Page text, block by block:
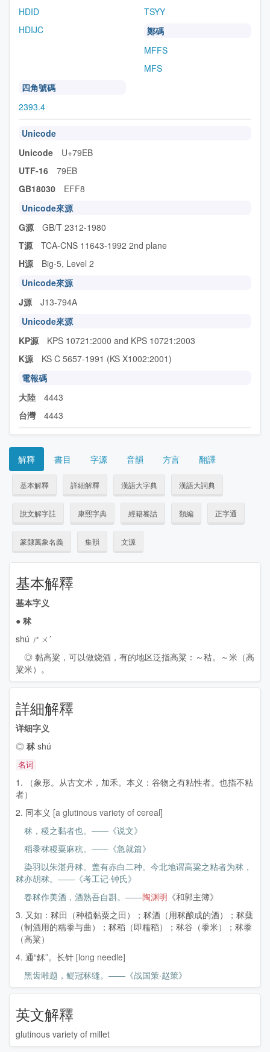
HDID
HDIJC
TSYY
鄭碼
MFFS
MFS
四角號碼
2393.4
Unicode
Unicode U+79EB
UTF-16 79EB
GB18030 EFF8
Unicode來源
G源GB/T 2312-1980
T源TCA-CNS 11643-1992 2nd plane
H源Big-5, Level 2
Unicode來源
J源J13-794A
Unicode來源
KP源KPS 10721:2000 and KPS 10721:2003
K源KS C 5657-1991 (KS X1002:2001)
電報碼
大陸 4443
台灣4443
解釋 書目 字源 音韻 方言 翻譯
基本解釋 詳細解釋 漢語大字典 漢語大詞典
說文解字註 康熙字典 經籍籑詁 類編 正字通
篆隸萬象名義 集韻 文源
基本解釋
基本字义
● 秫
shú ㄕㄨˊ
◎ 黏高粱，可以做烧酒，有的地区泛指高粱：～秸。～米（高
粱米）。
詳細解釋
详细字义
◎ 秫 shú
名词
1. （象形。从古文术，加禾。本义：谷物之有粘性者。也指不粘
者）
2. 同本义 [a glutinous variety of cereal]
秫，稷之黏者也。——《说文》
稻黍秫稷粟麻秔。——《急就篇》
染羽以朱湛丹秫。盖有赤白二种。今北地谓高粱之粘者为秫，
秫亦胡秫。——《考工记·钟氏》
春秫作美酒，酒熟吾自斟。——陶渊明 《和郭主簿》
3. 又如：秫田（种植黏粟之田）；秫酒（用秫酿成的酒）；秫蘖
（制酒用的糯黍与曲）；秫稻（即糯稻）；秫谷（黍米）；秫黍
（高粱）
4. 通“鉥”。长针 [long needle]
黑齿雕题，鳀冠秫缝。——《战国策·赵策》
英文解釋
glutinous variety of millet